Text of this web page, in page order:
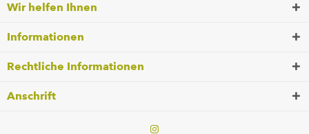
Wir helfen Ihnen
Informationen
Rechtliche Informationen
Anschrift